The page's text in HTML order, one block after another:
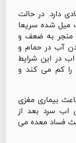
دارد. در حالت
میل شده سریعا
به ضعف و
آب در حمام و
در این شرایط
را کم می کند و
بیماری مغزی
اب سرد بعد از
فساد معده می